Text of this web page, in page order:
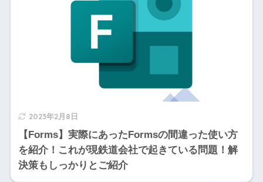
2023年2月8日
【Forms】実際にあったFormsの間違った使い方
を紹介！これが現鉄道会社で起きている問題！解
決策もしっかりとご紹介